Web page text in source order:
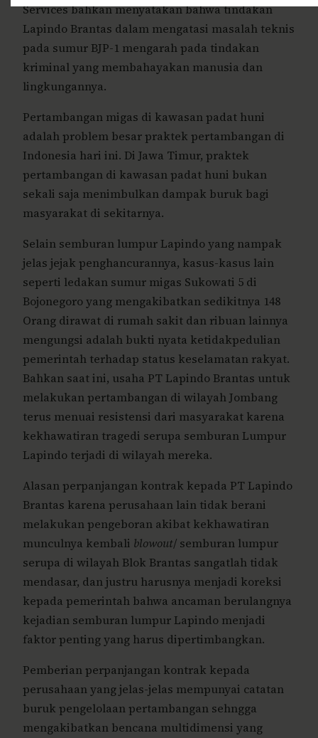
Services bahkan menyatakan bahwa tindakan
Lapindo Brantas dalam mengatasi masalah teknis
pada sumur BJP-1 mengarah pada tindakan
kriminal yang membahayakan manusia dan
lingkungannya.
Pertambangan migas di kawasan padat huni
adalah problem besar praktek pertambangan di
Indonesia hari ini. Di Jawa Timur, praktek
pertambangan di kawasan padat huni bukan
sekali saja menimbulkan dampak buruk bagi
masyarakat di sekitarnya.
Selain semburan lumpur Lapindo yang nampak
jelas jejak penghancurannya, kasus-kasus lain
seperti ledakan sumur migas Sukowati 5 di
Bojonegoro yang mengakibatkan sedikitnya 148
Orang dirawat di rumah sakit dan ribuan lainnya
mengungsi adalah bukti nyata ketidakpedulian
pemerintah terhadap status keselamatan rakyat.
Bahkan saat ini, usaha PT Lapindo Brantas untuk
melakukan pertambangan di wilayah Jombang
terus menuai resistensi dari masyarakat karena
kekhawatiran tragedi serupa semburan Lumpur
Lapindo terjadi di wilayah mereka.
Alasan perpanjangan kontrak kepada PT Lapindo
Brantas karena perusahaan lain tidak berani
melakukan pengeboran akibat kekhawatiran
munculnya kembali blowout/ semburan lumpur
serupa di wilayah Blok Brantas sangatlah tidak
mendasar, dan justru harusnya menjadi koreksi
kepada pemerintah bahwa ancaman berulangnya
kejadian semburan lumpur Lapindo menjadi
faktor penting yang harus dipertimbangkan.
Pemberian perpanjangan kontrak kepada
perusahaan yang jelas-jelas mempunyai catatan
buruk pengelolaan pertambangan sehngga
mengakibatkan bencana multidimensi yang